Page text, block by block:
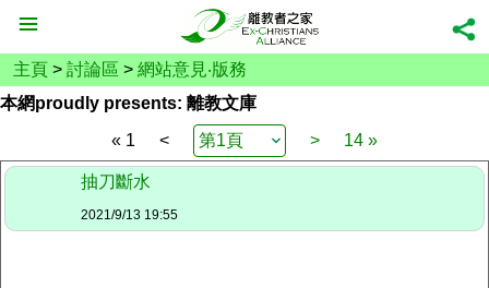
主頁 > 討論區 > 網站意見‧版務
本網proudly presents: 離教文庫
« 1
< > 14 »
抽刀斷水
2021/9/13 19:55